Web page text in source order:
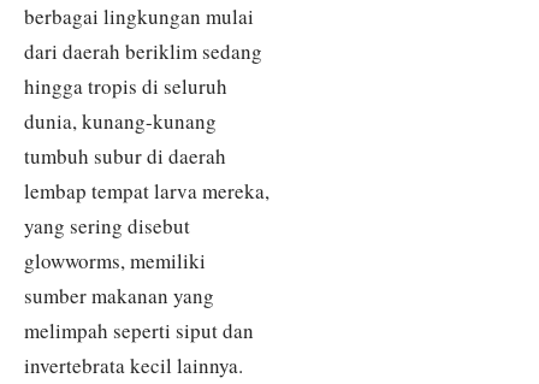
berbagai lingkungan mulai
dari daerah beriklim sedang
hingga tropis di seluruh
dunia, kunang-kunang
tumbuh subur di daerah
lembap tempat larva mereka,
yang sering disebut
glowworms, memiliki
sumber makanan yang
melimpah seperti siput dan
invertebrata kecil lainnya.